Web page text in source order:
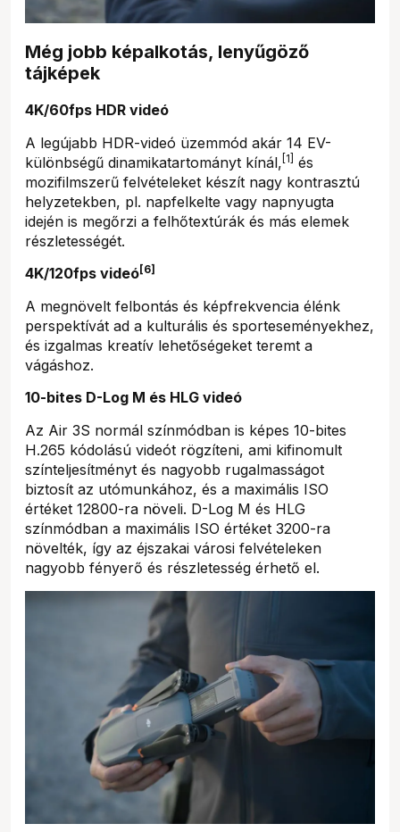
Még jobb képalkotás, lenyűgöző
tájképek
4K/60fps HDR videó
A legújabb HDR-videó üzemmód akár 14 EV-
különbségű dinamikatartományt kínál, [1] és
mozifilmszerű felvételeket készít nagy kontrasztú
helyzetekben, pl. napfelkelte vagy napnyugta
idején is megőrzi a felhőtextúrák és más elemek
részletességét.
4K/120fps videó[6]
A megnövelt felbontás és képfrekvencia élénk
perspektívát ad a kulturális és sporteseményekhez,
és izgalmas kreatív lehetőségeket teremt a
vágáshoz.
10-bites D-Log M és HLG videó
Az Air 3S normál színmódban is képes 10-bites
H.265 kódolású videót rögzíteni, ami kifinomult
színteljesítményt és nagyobb rugalmasságot
biztosít az utómunkához, és a maximális ISO
értéket 12800-ra növeli. D-Log M és HLG
színmódban a maximális ISO értéket 3200-ra
növelték, így az éjszakai városi felvételeken
nagyobb fényerő és részletesség érhető el.